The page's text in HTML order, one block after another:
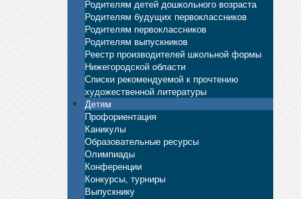
Родителям детей дошкольного возраста
Родителям будущих первоклассников
Родителям первоклассников
Родителям выпускников
Реестр производителей школьной формы
Нижегородской области
Списки рекомендуемой к прочтению
художественной литературы
Детям
Профориентация
Каникулы
Образовательные ресурсы
Олимпиады
Конференции
Конкурсы, турниры
Выпускнику